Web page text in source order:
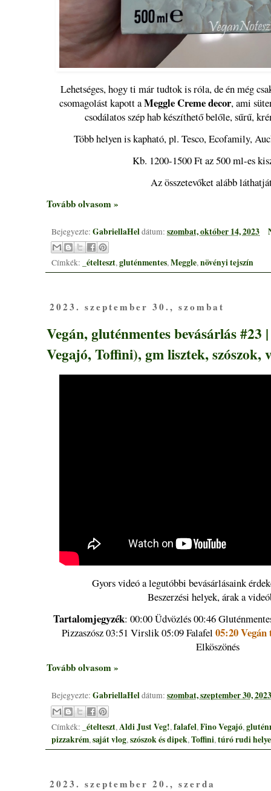
Lehetséges, hogy ti már tudtok is róla, de én még
csomagolást kapott aMeggle Creme decor, ami
csodálatos szép hab készíthető belőle, sűrű,
Több helyen is kapható, pl. Tesco, Ecofamily,
Kb. 1200-1500 Ft az 500 ml-es
Az összetevőket alább
Tovább olvasom »
Bejegyezte: GabriellaHeldátum: szombat, október 14, 2023
Címkék: _ételteszt,gluténmentes,Meggle,növényi tejszín
2023. szeptember 30., szombat
Vegán, gluténmentes bevásárlás
Vegajó, Toffini), gm lisztek, szószok,
Gyors videó a legutóbbi bevásárlásaink
Beszerzési helyek, árak a
Tartalomjegyzék: 00:00 Üdvözlés 00:46
Pizzaszósz 03:51 Virslik 05:09 Falafel05:20
Elköszönés
Tovább olvasom »
Bejegyezte: GabriellaHeldátum: szombat, szeptember 30, 2023
Címkék: _ételteszt, Aldi Just Veg!, falafel, Fino Vegajó,
pizzakrém, saját vlog, szószok és dipek, Toffini, túró rudi
2023. szeptember 20., szerda